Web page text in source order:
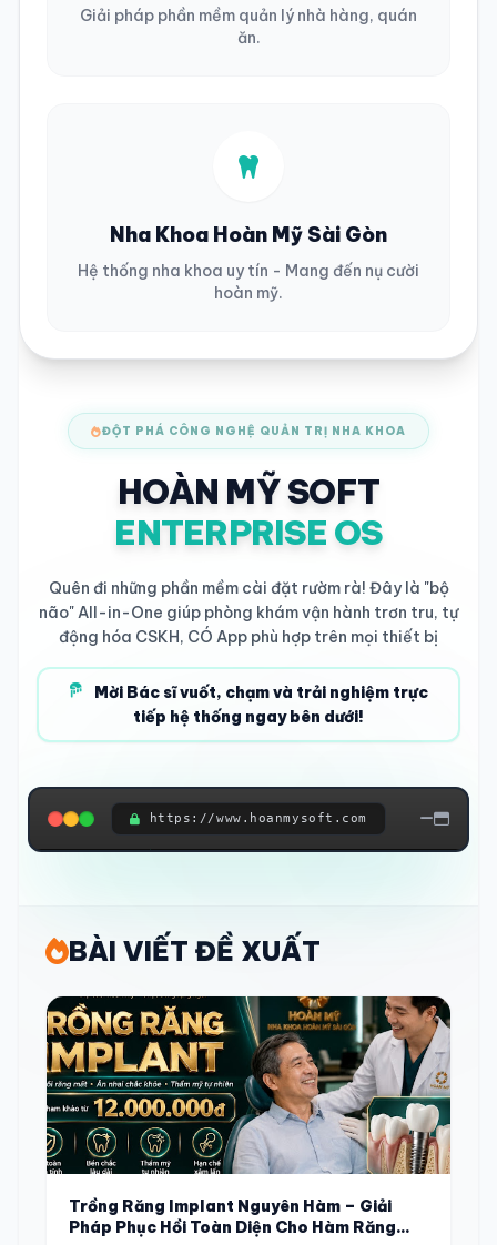
Giải pháp phần mềm quản lý nhà hàng, quán
ăn.
Nha Khoa Hoàn Mỹ Sài Gòn
Hệ thống nha khoa uy tín - Mang đến nụ cười
hoàn mỹ.
ĐỘT PHÁ CÔNG NGHỆ QUẢN TRỊ NHA KHOA
HOÀN MỸ SOFT
ENTERPRISE OS
Quên đi những phần mềm cài đặt rườm rà! Đây là "bộ
não" All-in-One giúp phòng khám vận hành trơn tru, tự
động hóa CSKH, CÓ App phù hợp trên mọi thiết bị
Mời Bác sĩ vuốt, chạm và trải nghiệm trực
tiếp hệ thống ngay bên dưới!
https://www.hoanmysoft.com
BÀI VIẾT ĐỀ XUẤT
Trồng Răng Implant Nguyên Hàm – Giải
Pháp Phục Hồi Toàn Diện Cho Hàm Răng